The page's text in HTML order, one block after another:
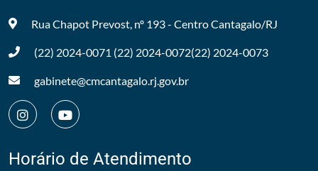
Rua Chapot Prevost, nº 193 - CentroCantagalo/RJ
(22) 2024-0071 (22) 2024-0072(22) 2024-0073
gabinete@cmcantagalo.rj.gov.br
Horário de Atendimento